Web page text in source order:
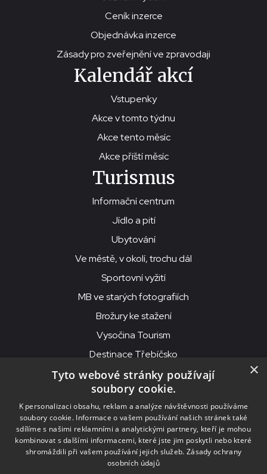
Ceník inzerce
Objednávka inzerce
Zásady pro zveřejnění ve zpravodaji
Kalendář akcí
Vstupenky
Akce v tomto týdnu
Akce tento měsíc
Akce příští měsíc
Turismus
Informační centrum
Jídlo a pití
Ubytování
Ve městě, v okolí, trochu dál
Sportovní vyžití
MB ve starých fotografiích
Brožury ke stažení
Vysočina Tourism
Destinace Třebíčsko
© 2026MKS Beseda Mor. Budějovice
MKS Beseda, příspěvková organizace, Purcnerova 62, 676 02
Moravské Budějovice
IČO: 00091758, DIČ: CZ00091758, ID datové schránky: chjn2kd
×
Tyto webové stránky používají
soubory cookie.
K personalizaci obsahu, reklam a analýze návštěvnosti používáme
soubory cookie. Informace o vašem používání našich stránek také
sdílíme s našimi reklamními a analytickými partnery, kteří je mohou
kombinovat s dalšími informacemi, které jste jim poskytli nebo které
shromáždili při vašem používání jejich služeb. Zásady ochrany
osobních údajů